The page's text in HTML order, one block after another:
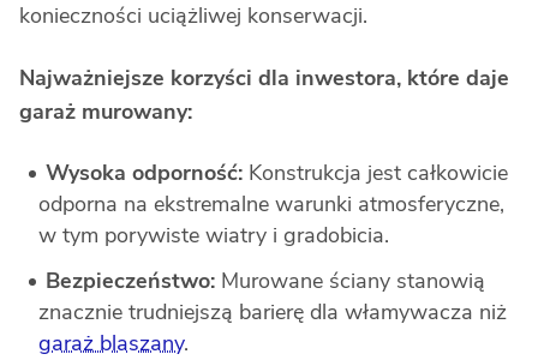
konieczności uciążliwej konserwacji.
Najważniejsze korzyści dla inwestora, które daje
garaż murowany:
Wysoka odporność: Konstrukcja jest całkowicie
odporna na ekstremalne warunki atmosferyczne,
w tym porywiste wiatry i gradobicia.
Bezpieczeństwo: Murowane ściany stanowią
znacznie trudniejszą barierę dla włamywacza niż
garaż blaszany.